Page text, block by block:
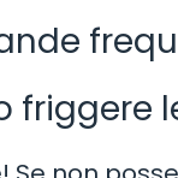
friggere